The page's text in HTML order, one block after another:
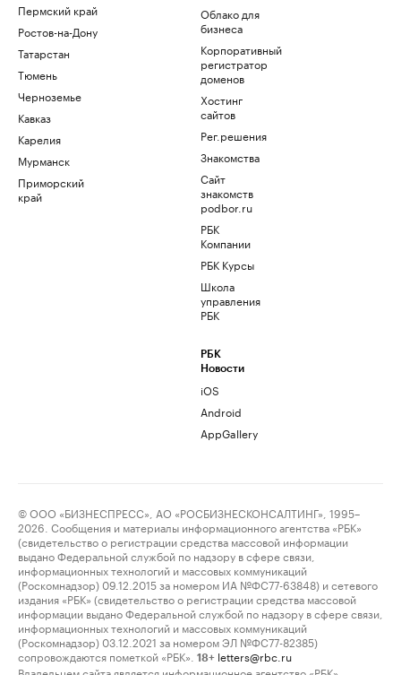
Пермский край
Ростов-на-Дону
Татарстан
Тюмень
Черноземье
Кавказ
Карелия
Мурманск
Приморский
край
Облако для
бизнеса
Корпоративный
регистратор
доменов
Хостинг
сайтов
Рег.решения
Знакомства
Сайт
знакомств
podbor.ru
РБК
Компании
РБК Курсы
Школа
управления
РБК
РБК
Новости
iOS
Android
AppGallery
© ООО «БИЗНЕСПРЕСС», АО «РОСБИЗНЕСКОНСАЛТИНГ», 1995–
2026. Сообщения и материалы информационного агентства «РБК»
(свидетельство о регистрации средства массовой информации
выдано Федеральной службой по надзору в сфере связи,
информационных технологий и массовых коммуникаций
(Роскомнадзор) 09.12.2015 за номером ИА №ФС77-63848) и сетевого
издания «РБК» (свидетельство о регистрации средства массовой
информации выдано Федеральной службой по надзору в сфере связи,
информационных технологий и массовых коммуникаций
(Роскомнадзор) 03.12.2021 за номером ЭЛ №ФС77-82385)
сопровождаются пометкой «РБК».
18+ letters@rbc.ru